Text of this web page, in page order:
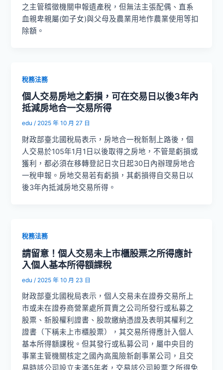
之主管稽徵機關申報遺產稅，但無法主張配偶、直系
血親卑親屬(如子女)與父母及農業用地作農業使用等扣
除額。
稅務法務
個人交易房地之虧損，可在交易日以後3年內
抵減房地合一交易所得
edu/ 2025 年 10 月 27 日
財政部臺北國稅局表示，房地合一稅新制上路後，個
人交易於105年1月1日以後取得之房地，不管是虧損或
獲利，都必須在移轉登記日次日起30日內辦理房地合
一稅申報。房地交易若有虧損，其虧損得自交易日以
後3年內抵減房地交易所得。
稅務法務
請留意！個人交易未上市櫃股票之所得應計
入個人基本所得額課稅
edu / 2025 年 10 月 23 日
財政部臺北國稅局表示，個人交易未在證券交易所上
市或未在證券商營業處所買賣之公司所發行或私募之
股票、新股權利證書、股款繳納憑證及表明其權利之
證書（下稱未上市櫃股票），其交易所得應計入個人
基本所得額課稅。但其發行或私募公司，屬中央目的
事業主管機關核定之國內高風險新創事業公司，且交